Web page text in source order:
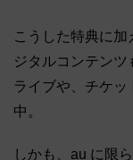
こうした特典に
ジタルコンテンツ
ライブや、チケ
中。
しかも、au に限